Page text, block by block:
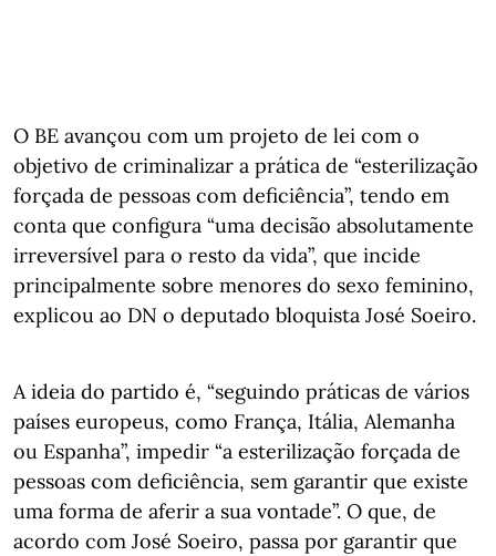
O BE avançou com um projeto de lei com o
objetivo de criminalizar a prática de “esterilização
forçada de pessoas com deficiência”, tendo em
conta que configura “uma decisão absolutamente
irreversível para o resto da vida”, que incide
principalmente sobre menores do sexo feminino,
explicou ao DN o deputado bloquista José Soeiro.
A ideia do partido é, “seguindo práticas de vários
países europeus, como França, Itália, Alemanha
ou Espanha”, impedir “a esterilização forçada de
pessoas com deficiência, sem garantir que existe
uma forma de aferir a sua vontade”. O que, de
acordo com José Soeiro, passa por garantir que